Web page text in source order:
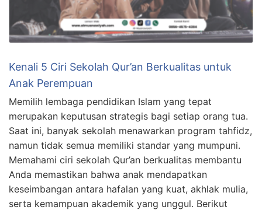
Kenali 5 Ciri Sekolah Qur’an Berkualitas untuk
Anak Perempuan
Memilih lembaga pendidikan Islam yang tepat
merupakan keputusan strategis bagi setiap orang tua.
Saat ini, banyak sekolah menawarkan program tahfidz,
namun tidak semua memiliki standar yang mumpuni.
Memahami ciri sekolah Qur’an berkualitas membantu
Anda memastikan bahwa anak mendapatkan
keseimbangan antara hafalan yang kuat, akhlak mulia,
serta kemampuan akademik yang unggul. Berikut